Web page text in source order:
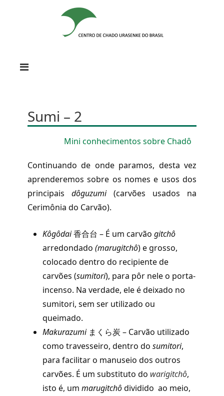
Sumi – 2
Mini conhecimentos sobre Chadô
Continuando de onde paramos, desta vez
aprenderemos sobre os nomes e usos dos
principais dôguzumi(carvões usados na
Cerimônia do Carvão).
Kôgôdai香合台 – É um carvão gitchô
arredondado (marugitchô) e grosso,
colocado dentro do recipiente de
carvões (sumitori), para pôr nele o porta-
incenso. Na verdade, ele é deixado no
sumitori, sem ser utilizado ou
queimado.
Makurazumi まくら炭 – Carvão utilizado
como travesseiro, dentro do sumitori,
para facilitar o manuseio dos outros
carvões. É um substituto do warigitchô,
isto é, um marugitchôdividido ao meio,